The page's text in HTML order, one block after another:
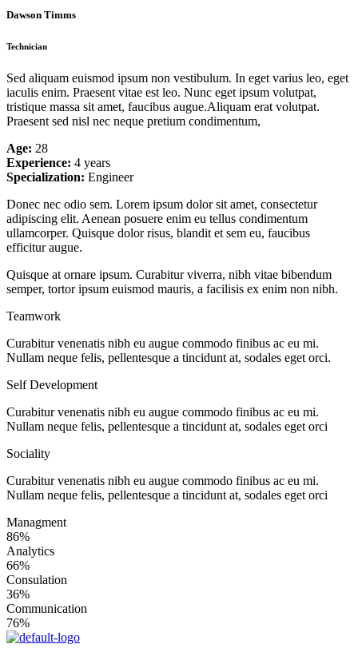
Dawson Timms
Technician
Sed aliquam euismod ipsum non vestibulum. In eget varius leo, eget
iaculis enim. Praesent vitae est leo. Nunc eget ipsum volutpat,
tristique massa sit amet, faucibus augue.Aliquam erat volutpat.
Praesent sed nisl nec neque pretium condimentum,
Age: 28
Experience: 4 years
Specialization: Engineer
Donec nec odio sem. Lorem ipsum dolor sit amet, consectetur
adipiscing elit. Aenean posuere enim eu tellus condimentum
ullamcorper. Quisque dolor risus, blandit et sem eu, faucibus
efficitur augue.
Quisque at ornare ipsum. Curabitur viverra, nibh vitae bibendum
semper, tortor ipsum euismod mauris, a facilisis ex enim non nibh.
Teamwork
Curabitur venenatis nibh eu augue commodo finibus ac eu mi.
Nullam neque felis, pellentesque a tincidunt at, sodales eget orci.
Self Development
Curabitur venenatis nibh eu augue commodo finibus ac eu mi.
Nullam neque felis, pellentesque a tincidunt at, sodales eget orci
Sociality
Curabitur venenatis nibh eu augue commodo finibus ac eu mi.
Nullam neque felis, pellentesque a tincidunt at, sodales eget orci
Managment
86%
Analytics
66%
Consulation
36%
Communication
76%